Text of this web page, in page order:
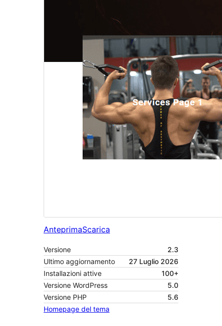
AnteprimaScarica
Versione
2.3
Ultimo aggiornamento
27 Luglio 2026
Installazioni attive
100+
Versione WordPress
5.0
Versione PHP
5.6
Homepage del tema